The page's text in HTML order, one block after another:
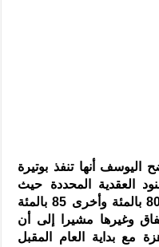
أنها تنفذ بوتيرة
العقدية المحددة حيث
تجاوزت نسبة إنجاز بعض الأعمال 80 بالمئة وأخرى 85 بالمئة
وغيرها مشيرا إلى أن
مع بداية العام المقبل